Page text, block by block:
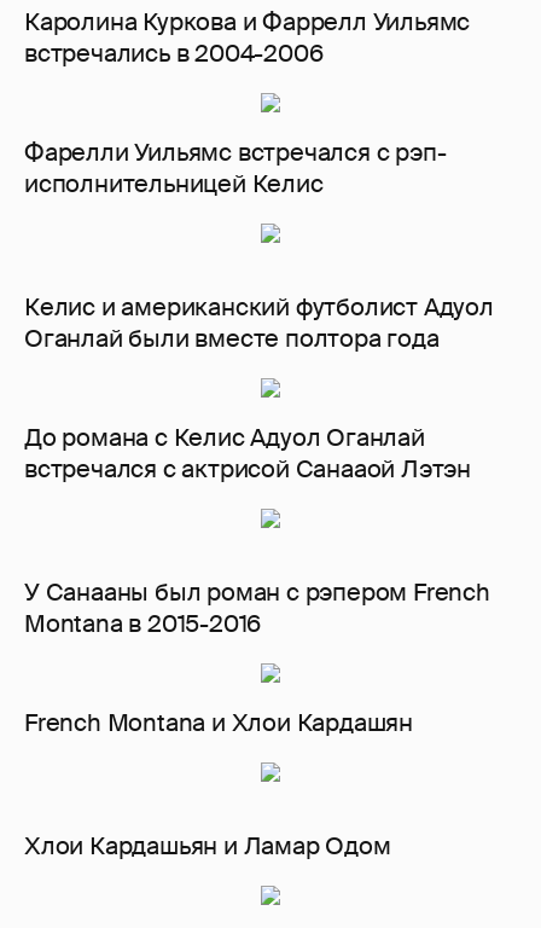
Каролина Куркова и Фаррелл Уильямс
встречались в 2004-2006
Фарелли Уильямс встречался с рэп-
исполнительницей Келис
Келис и американский футболист Адуол
Оганлай были вместе полтора года
До романа с Келис Адуол Оганлай
встречался с актрисой Санааой Лэтэн
У Санааны был роман с рэпером French
Montana в 2015-2016
French Мontana и Хлои Кардашян
Хлои Кардашьян и Ламар Одом